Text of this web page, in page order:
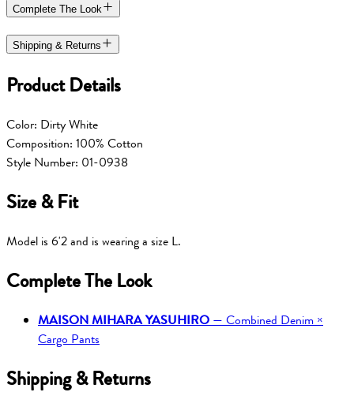
Complete The Look
Shipping & Returns
Product Details
Color: Dirty White
Composition: 100% Cotton
Style Number: 01-0938
Size & Fit
Model is 6'2 and is wearing a size L.
Complete The Look
MAISON MIHARA YASUHIRO — Combined Denim ×
Cargo Pants
Shipping & Returns